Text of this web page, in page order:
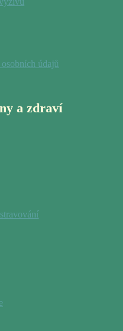
údajů
a zdraví